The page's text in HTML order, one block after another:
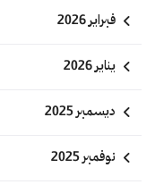
فبراير 2026
يناير 2026
ديسمبر 2025
نوفمبر 2025